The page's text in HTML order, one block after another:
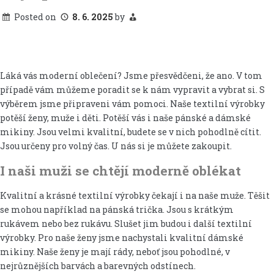
Posted on 8. 6. 2025by
Láká vás moderní oblečení? Jsme přesvědčeni, že ano. V tom
případě vám můžeme poradit se k nám vypravit a vybrat si. S
výběrem jsme připraveni vám pomoci. Naše textilní výrobky
potěší ženy, muže i děti. Potěší vás i naše pánské a dámské
mikiny. Jsou velmi kvalitní, budete se v nich pohodlně cítit.
Jsou určeny pro volný čas. U nás si je můžete zakoupit.
I naši muži se chtějí moderně oblékat
Kvalitní a krásné textilní výrobky čekají i na naše muže. Těšit
se mohou například na pánská trička. Jsou s krátkým
rukávem nebo bez rukávu. Slušet jim budou i další textilní
výrobky. Pro naše ženy jsme nachystali kvalitní dámské
mikiny. Naše ženy je mají rády, neboť jsou pohodlné, v
nejrůznějších barvách a barevných odstínech.